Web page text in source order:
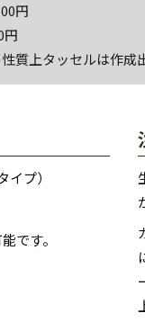
円
円
質上タッセルは作
プ）
です。